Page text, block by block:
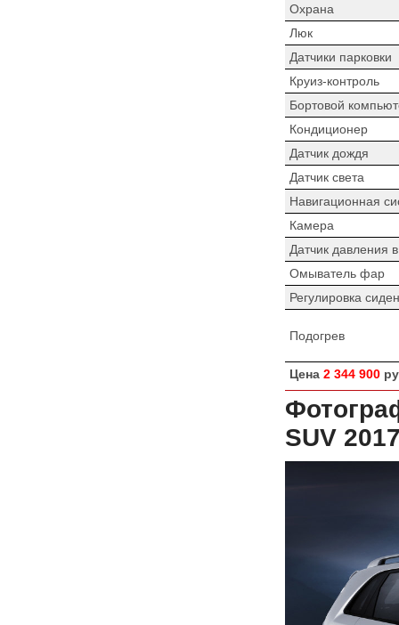
Охрана
Люк
Датчики парковки
Круиз-контроль
Бортовой
Кондиционер
Датчик дождя
Датчик света
Навигационная
Камера
Датчик давления
Омыватель фар
Регулировка
Подогрев
Цена 2 344 900
SUV